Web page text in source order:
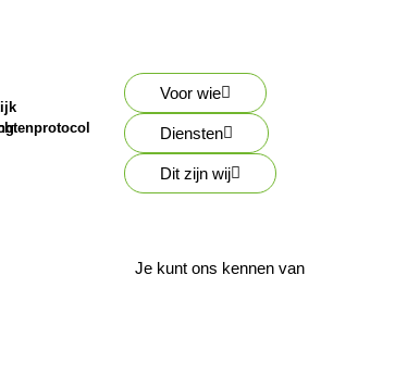
Voor wie
Diensten
Dit zijn wij
Je kunt ons kennen van